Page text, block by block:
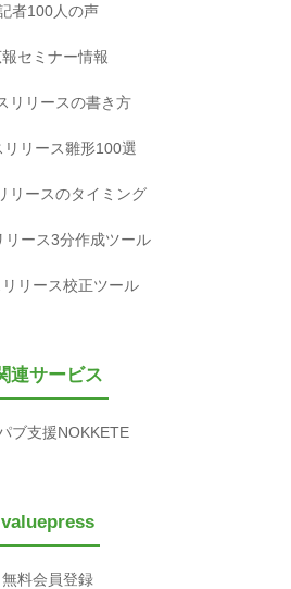
者100人の声
報セミナー情報
リリースの書き方
リリース雛形100選
リースのタイミング
リース3分作成ツール
リース校正ツール
連サービス
ブ支援NOKKETE
valuepress
無料会員登録